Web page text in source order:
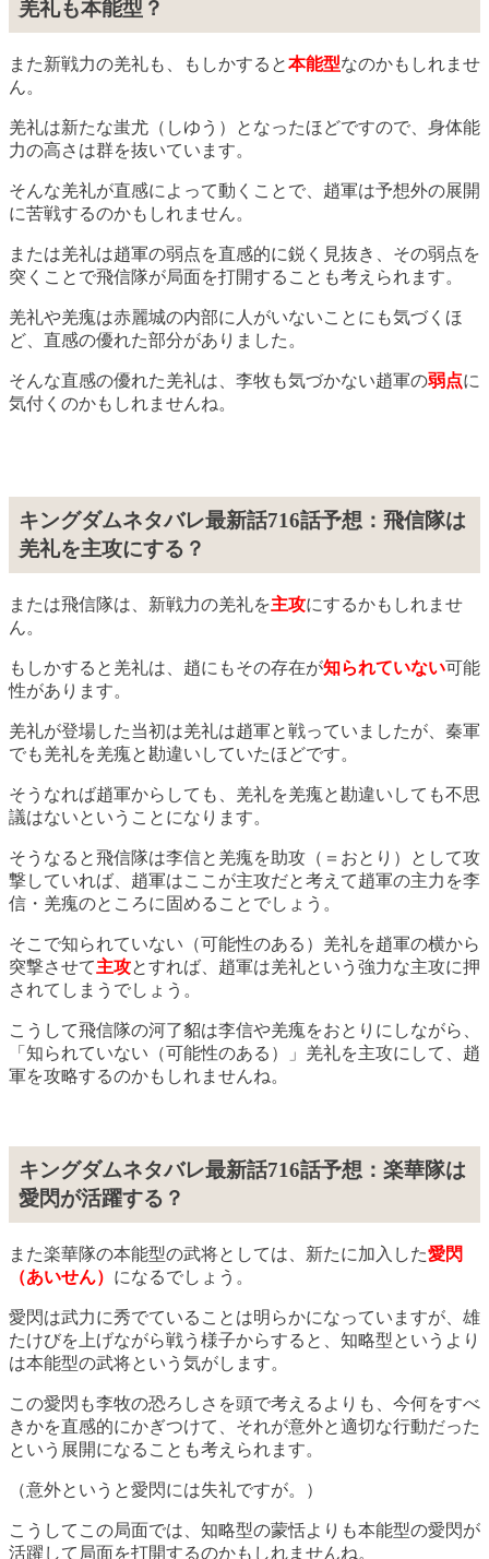
羌礼も本能型？
また新戦力の羌礼も、もしかすると本能型なのかもしれませ
ん。
羌礼は新たな蚩尤（しゆう）となったほどですので、身体能
力の高さは群を抜いています。
そんな羌礼が直感によって動くことで、趙軍は予想外の展開
に苦戦するのかもしれません。
または羌礼は趙軍の弱点を直感的に鋭く見抜き、その弱点を
突くことで飛信隊が局面を打開することも考えられます。
羌礼や羌瘣は赤麗城の内部に人がいないことにも気づくほ
ど、直感の優れた部分がありました。
そんな直感の優れた羌礼は、李牧も気づかない趙軍の弱点に
気付くのかもしれませんね。
キングダムネタバレ最新話716話予想：飛信隊は
羌礼を主攻にする？
または飛信隊は、新戦力の羌礼を主攻にするかもしれませ
ん。
もしかすると羌礼は、趙にもその存在が知られていない可能
性があります。
羌礼が登場した当初は羌礼は趙軍と戦っていましたが、秦軍
でも羌礼を羌瘣と勘違いしていたほどです。
そうなれば趙軍からしても、羌礼を羌瘣と勘違いしても不思
議はないということになります。
そうなると飛信隊は李信と羌瘣を助攻（＝おとり）として攻
撃していれば、趙軍はここが主攻だと考えて趙軍の主力を李
信・羌瘣のところに固めることでしょう。
そこで知られていない（可能性のある）羌礼を趙軍の横から
突撃させて主攻とすれば、趙軍は羌礼という強力な主攻に押
されてしまうでしょう。
こうして飛信隊の河了貂は李信や羌瘣をおとりにしながら、
「知られていない（可能性のある）」羌礼を主攻にして、趙
軍を攻略するのかもしれませんね。
キングダムネタバレ最新話716話予想：楽華隊は
愛閃が活躍する？
また楽華隊の本能型の武将としては、新たに加入した愛閃
（あいせん） になるでしょう。
愛閃は武力に秀でていることは明らかになっていますが、雄
たけびを上げながら戦う様子からすると、知略型というより
は本能型の武将という気がします。
この愛閃も李牧の恐ろしさを頭で考えるよりも、今何をすべ
きかを直感的にかぎつけて、それが意外と適切な行動だった
という展開になることも考えられます。
（意外というと愛閃には失礼ですが。）
こうしてこの局面では、知略型の蒙恬よりも本能型の愛閃が
活躍して局面を打開するのかもしれませんね。